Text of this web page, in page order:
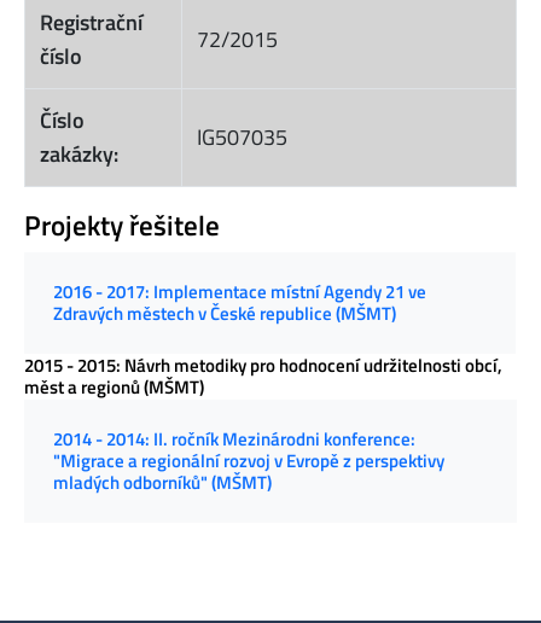
Registrační
číslo
72/2015
Číslo
zakázky:
IG507035
Projekty řešitele
2016 - 2017: Implementace místní Agendy 21 ve
Zdravých městech v České republice (MŠMT)
2015 - 2015: Návrh metodiky pro hodnocení udržitelnosti obcí,
měst a regionů (MŠMT)
2014 - 2014: II. ročník Mezinárodni konference:
"Migrace a regionální rozvoj v Evropě z perspektivy
mladých odborníků" (MŠMT)